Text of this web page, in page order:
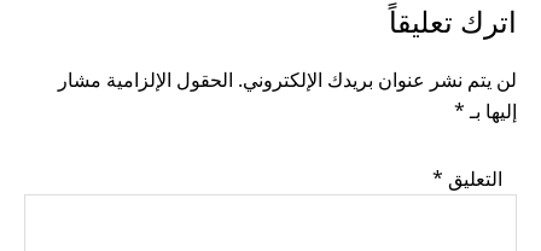
READER
INTERACTIONS
اترك تعليقاً
لن يتم نشر عنوان بريدك الإلكتروني. الحقول الإلزامية مشار
إليها بـ*
التعليق *